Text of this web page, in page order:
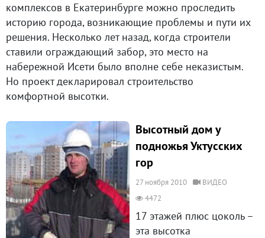
комплексов в Екатеринбурге можно проследить
историю города, возникающие проблемы и пути их
решения. Несколько лет назад, когда строители
ставили ограждающий забор, это место на
набережной Исети было вполне себе неказистым.
Но проект декларировал строительство
комфортной высотки.
Высотный дом у
подножья Уктусских
гор
27 ноября 2010
ВИДЕО
4472
17 этажей плюс цоколь –
эта высотка